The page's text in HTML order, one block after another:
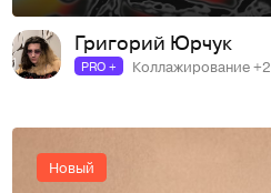
Григорий Юрчук
PRO + Коллажирование +2
Новый